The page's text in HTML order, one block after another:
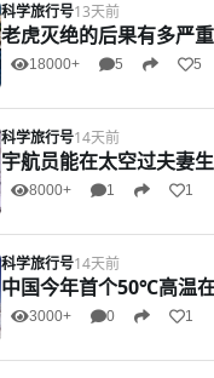
科学旅行号13天前
老虎灭绝的后果有多严
18000+ 5 5
科学旅行号14天前
宇航员能在太空过夫妻
8000+ 1 1
科学旅行号14天前
中国今年首个50℃高温
3000+ 0 1